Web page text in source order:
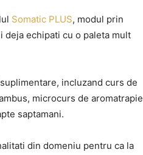
Somatic PLUS, modul prin
deja echipati cu o paleta mult
incluzand curs de
microcurs de aromatrapie
saptamani.
din domeniu pentru ca la